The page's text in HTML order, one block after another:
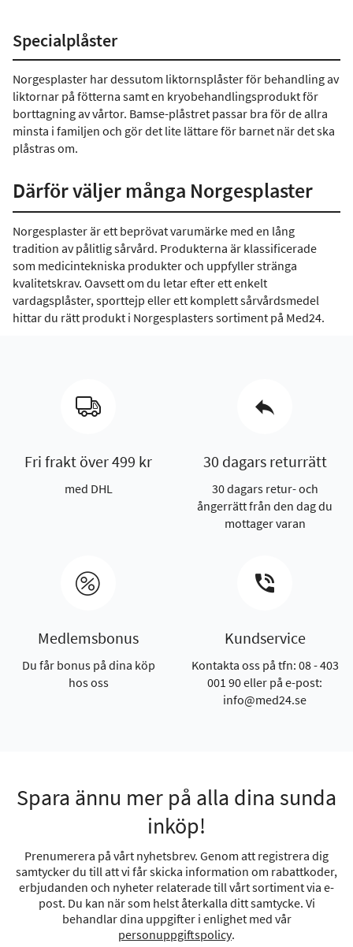
Specialplåster
Norgesplaster har dessutom liktornsplåster för behandling av
liktornar på fötterna samt en kryobehandlingsprodukt för
borttagning av vårtor. Bamse-plåstret passar bra för de allra
minsta i familjen och gör det lite lättare för barnet när det ska
plåstras om.
Därför väljer många Norgesplaster
Norgesplaster är ett beprövat varumärke med en lång
tradition av pålitlig sårvård. Produkterna är klassificerade
som medicintekniska produkter och uppfyller stränga
kvalitetskrav. Oavsett om du letar efter ett enkelt
vardagsplåster, sporttejp eller ett komplett sårvårdsmedel
hittar du rätt produkt i Norgesplasters sortiment på Med24.
Fri frakt över 499 kr
med DHL
30 dagars returrätt
30 dagars retur- och
ångerrätt från den dag du
mottager varan
Medlemsbonus
Du får bonus på dina köp
hos oss
Kundservice
Kontakta oss på tfn: 08 - 403
001 90 eller på e-post:
info@med24.se
Spara ännu mer på alla dina sunda
inköp!
Prenumerera på vårt nyhetsbrev. Genom att registrera dig
samtycker du till att vi får skicka information om rabattkoder,
erbjudanden och nyheter relaterade till vårt sortiment via e-
post. Du kan när som helst återkalla ditt samtycke. Vi
behandlar dina uppgifter i enlighet med vår
personuppgiftspolicy.